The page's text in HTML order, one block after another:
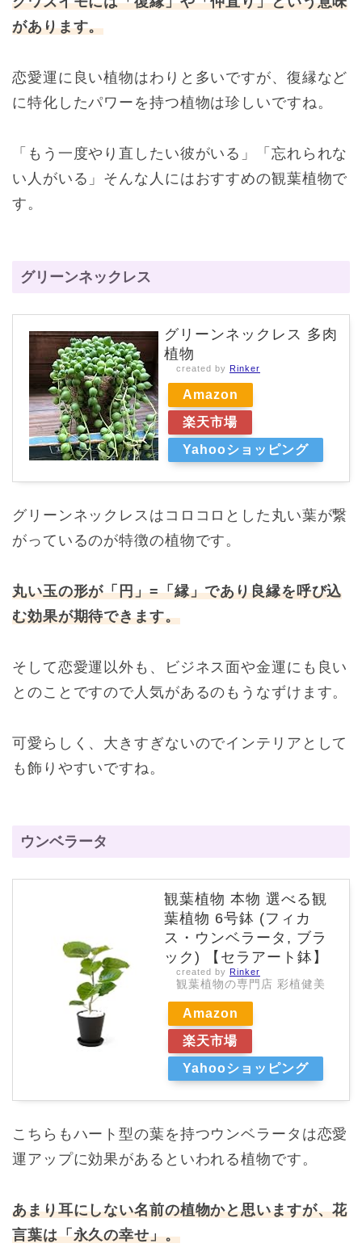
があります。
恋愛運に良い植物はわりと多いですが、復縁など
に特化したパワーを持つ植物は珍しいですね。
「もう一度やり直したい彼がいる」「忘れられな
い人がいる」そんな人にはおすすめの観葉植物で
す。
グリーンネックレス
グリーンネックレス 多肉
植物
created by Rinker
Amazon
楽天市場
Yahooショッピング
グリーンネックレスはコロコロとした丸い葉が繋
がっているのが特徴の植物です。
丸い玉の形が「円」=「縁」であり良縁を呼び込
む効果が期待できます。
そして恋愛運以外も、ビジネス面や金運にも良い
とのことですので人気があるのもうなずけます。
可愛らしく、大きすぎないのでインテリアとして
も飾りやすいですね。
ウンベラータ
観葉植物 本物 選べる観
葉植物 6号鉢 (フィカ
ス・ウンベラータ, ブラ
ック) 【セラアート鉢】
created by Rinker
観葉植物の専門店 彩植健美
Amazon
楽天市場
Yahooショッピング
こちらもハート型の葉を持つウンベラータは恋愛
運アップに効果があるといわれる植物です。
あまり耳にしない名前の植物かと思いますが、花
言葉は「永久の幸せ」。